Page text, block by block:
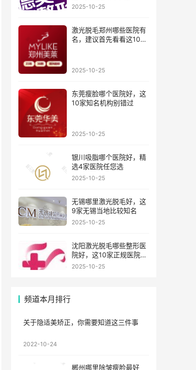
2025-10-25
激光脱毛郑州哪些医院有
名，建议首先看看这10家
2025-10-25
东莞瘦脸哪个医院好，这
10家知名机构别错过
2025-10-25
银川吸脂哪个医院好，精
选4家医院任您选
2025-10-25
无锡哪里激光脱毛好，这
9家无锡当地比较知名
2025-10-25
沈阳激光脱毛哪些整形医
院好，这10家正规医院值
得你看看
2025-10-25
频道本月排行
关于隐适美矫正，你需要知道这三件事
2022-10-24
郴州哪里除皱瘦脸最好